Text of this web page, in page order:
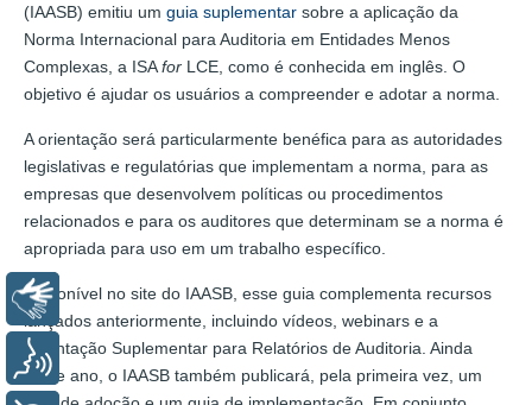
(IAASB) emitiu um guia suplementar sobre a aplicação da
Norma Internacional para Auditoria em Entidades Menos
Complexas, a ISAfor LCE, como é conhecida em inglês. O
objetivo é ajudar os usuários a compreender e adotar a norma.
A orientação será particularmente benéfica para as autoridades
legislativas e regulatórias que implementam a norma, para as
empresas que desenvolvem políticas ou procedimentos
relacionados e para os auditores que determinam se a norma é
apropriada para uso em um trabalho específico.
Disponível no site do IAASB, esse guia complementa recursos
lançados anteriormente, incluindo vídeos, webinars e a
Orientação Suplementar para Relatórios de Auditoria. Ainda
neste ano, o IAASB também publicará, pela primeira vez, um
Libras
Voz